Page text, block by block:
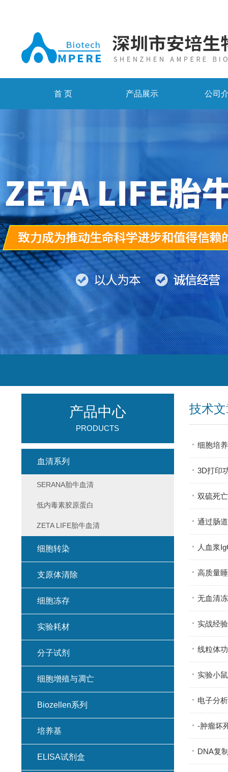
首 页 产品展示 公司
技术
细胞培
3D打印
双硫死
通过肠
人血浆
高质量
无血清
实战经
线粒体
实验小
电子分
-肿瘤坏
DNA复
产品中心
PRODUCTS
血清系列
SERANA胎牛血清
低内毒素胶原蛋白
ZETA LIFE胎牛血清
细胞转染
支原体清除
细胞冻存
实验耗材
分子试剂
细胞增殖与凋亡
Biozellen系列
培养基
ELISA试剂盒